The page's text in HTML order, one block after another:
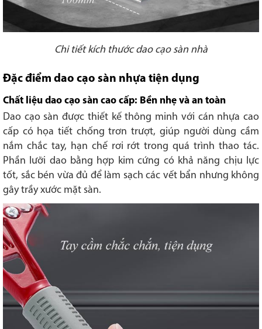
Chi tiết kích thước dao cạo sàn nhà
Đặc điểm dao cạo sàn nhựa tiện dụng
Chất liệu dao cạo sàn cao cấp: Bền nhẹ và an toàn
Dao cạo sàn được thiết kế thông minh với cán nhựa cao
cấp có họa tiết chống trơn trượt, giúp người dùng cầm
nắm chắc tay, hạn chế rơi rớt trong quá trình thao tác.
Phần lưỡi dao bằng hợp kim cứng có khả năng chịu lực
tốt, sắc bén vừa đủ để làm sạch các vết bẩn nhưng không
gây trầy xước mặt sàn.